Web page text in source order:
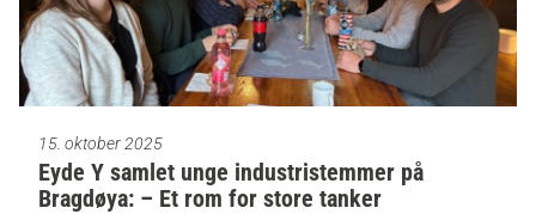
15. oktober 2025
Eyde Y samlet unge industristemmer på
Bragdøya: – Et rom for store tanker